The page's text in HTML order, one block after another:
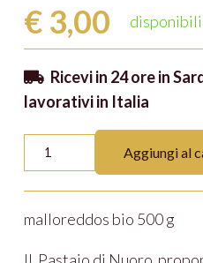
€ 3,00 disponibili
Ricevi in 24 ore in
lavorativi in Italia
malloreddos
bio
500
g
Aggiungi al
malloreddos bio 500 g